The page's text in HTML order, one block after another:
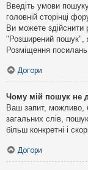
Введіть умови
головній сторінці
Ви можете
"Розширений пошук",
Розміщення
Догори
Чому мій пошук не
Ваш запит, можливо,
загальних слів,
більш конкретні і
Догори